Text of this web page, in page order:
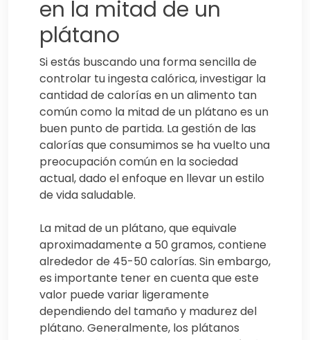
en la mitad de un
plátano
Si estás buscando una forma sencilla de
controlar tu ingesta calórica, investigar la
cantidad de calorías en un alimento tan
común como la mitad de un plátano es un
buen punto de partida. La gestión de las
calorías que consumimos se ha vuelto una
preocupación común en la sociedad
actual, dado el enfoque en llevar un estilo
de vida saludable.
La mitad de un plátano, que equivale
aproximadamente a 50 gramos, contiene
alrededor de 45-50 calorías. Sin embargo,
es importante tener en cuenta que este
valor puede variar ligeramente
dependiendo del tamaño y madurez del
plátano. Generalmente, los plátanos